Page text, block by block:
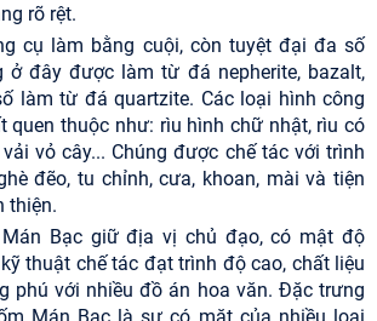
rõ rệt.
cụ làm bằng cuội, còn tuyệt đại đa số
ở đây được làm từ đá nepherite, bazalt,
làm từ đá quartzite. Các loại hình công
quen thuộc như: rìu hình chữ nhật, rìu có
vỏ cây... Chúng được chế tác với trình
đẽo, tu chỉnh, cưa, khoan, mài và tiện
thiện.
Bạc giữ địa vị chủ đạo, có mật độ
thuật chế tác đạt trình độ cao, chất liệu
phú với nhiều đồ án hoa văn. Đặc trưng